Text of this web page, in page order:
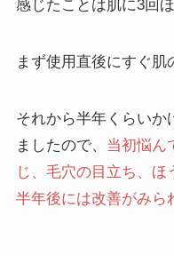
感じたことは肌に3回
まず使用直後にすぐ肌
それから半年くらいか
ましたので、 当初悩ん
じ、毛穴の目立ち、
半年後には改善がみら